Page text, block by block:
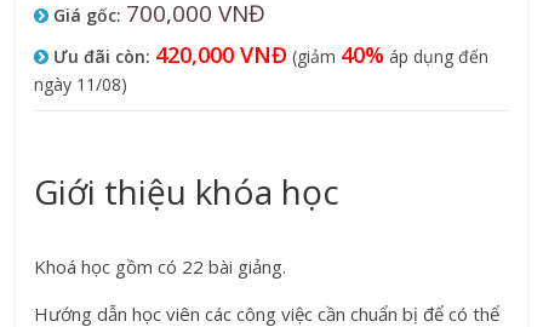
Giá gốc: 700,000 VNĐ
Ưu đãi còn: 420,000 VNĐ (giảm 40% áp dụng đến
ngày 11/08)
Giới thiệu khóa học
Khoá học gồm có 22 bài giảng.
Hướng dẫn học viên các công việc cần chuẩn bị để có thể